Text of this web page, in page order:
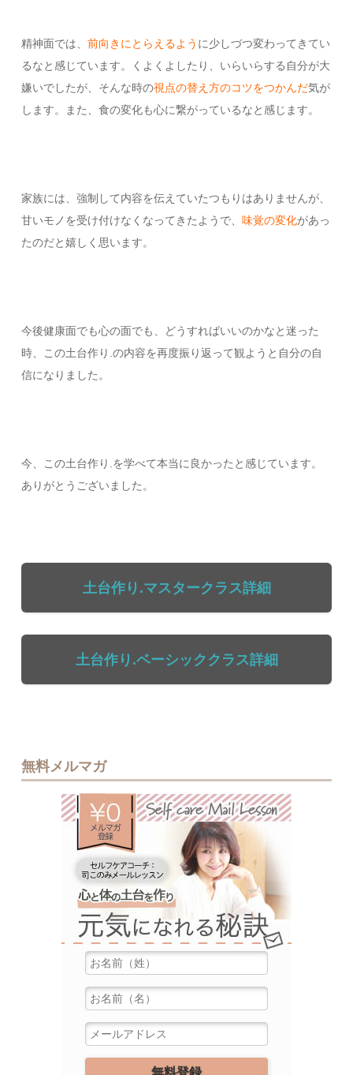
精神面では、前向きにとらえるよう に少しづつ変わってきてい
るなと感じています。くよくよしたり、いらいらする自分が大
嫌いでしたが、そんな時の視点の替え方のコツをつかんだ気が
します。また、食の変化も心に繋がっているなと感じます。
家族には、強制して内容を伝えていたつもりはありませんが、
甘いモノを受け付けなくなってきたようで、味覚の変化があっ
たのだと嬉しく思います。
今後健康面でも心の面でも、どうすればいいのかなと迷った
時、この土台作り.の内容を再度振り返って観ようと自分の自
信になりました。
今、この土台作り.を学べて本当に良かったと感じています。
ありがとうございました。
土台作り.マスタークラス詳細
土台作り.ベーシッククラス詳細
無料メルマガ